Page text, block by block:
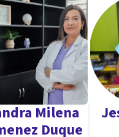
de 20 años de
Milena
Duque